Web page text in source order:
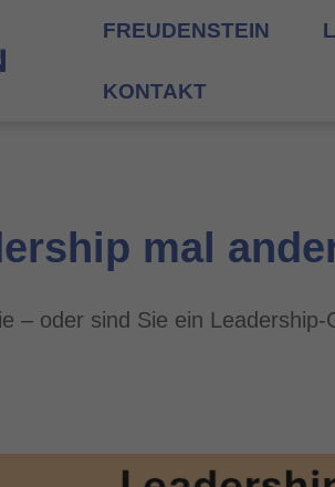
FREUDENSTEIN
KONTAKT
mal
– oder sind Sie ein Leadership-